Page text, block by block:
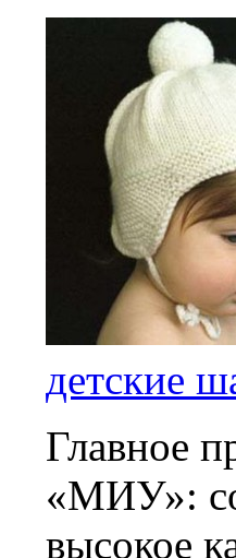
детские
Главное
«МИУ»:
высокое